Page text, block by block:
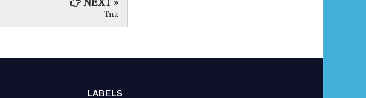
NEXT »
Tna
LABELS